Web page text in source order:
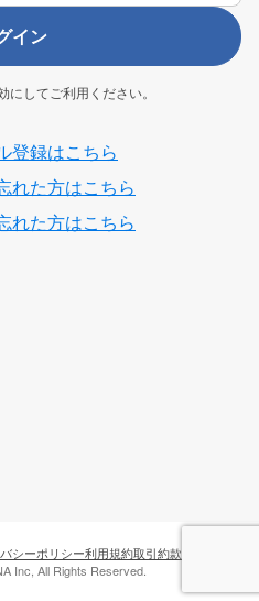
イン
してご利用ください。
登録はこちら
れた方はこちら
れた方はこちら
シーポリシー利用規約取引約款
Inc, All Rights Reserved.